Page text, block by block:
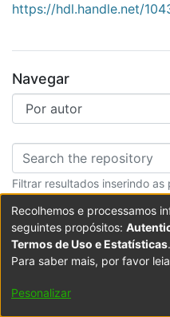
https://hdl.handle.net/
Navegar
Percorrer
Filtrar resultados inserindo as
Todos os resultados
A mostrar1 - 1 de 1
Item type:
,
Recolhemos e processamos
seguintes propósitos:
Termos de Uso e Estatísticas.
Para saber mais, por favor
Pesonalizar